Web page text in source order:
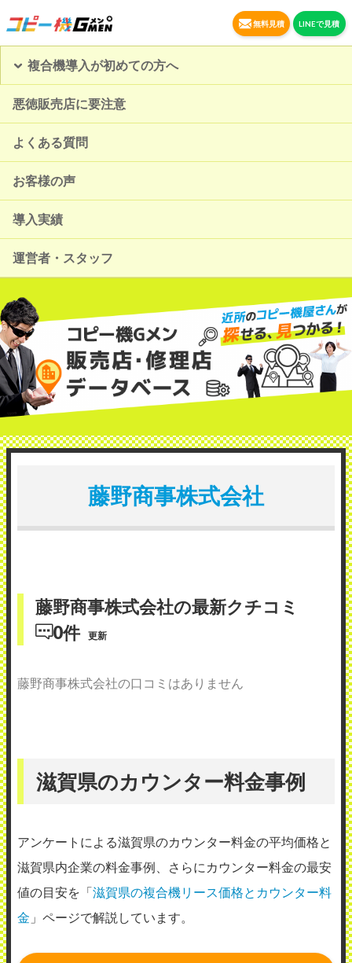
無料見積 LINEで見積
複合機導入が初めての方へ
悪徳販売店に要注意
よくある質問
お客様の声
導入実績
運営者・スタッフ
藤野商事株式会社
藤野商事株式会社の最新クチコミ
0件
更新
藤野商事株式会社の口コミはありません
滋賀県のカウンター料金事例
アンケートによる滋賀県のカウンター料金の平均価格と
滋賀県内企業の料金事例、さらにカウンター料金の最安
値の目安を「滋賀県の複合機リース価格とカウンター料
金 」ページで解説しています。